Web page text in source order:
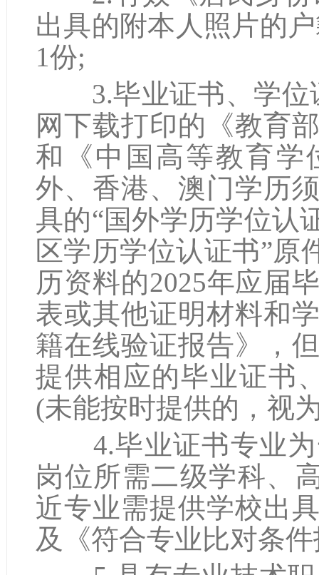
出具的附本人照片的
1份;
3.毕业证书、学位
网下载打印的《教育
和《中国高等教育学
外、香港、澳门学历
具的“国外学历学位认
区学历学位认证书”原
历资料的2025年应届
表或其他证明材料和
籍在线验证报告》，
提供相应的毕业证书
(未能按时提供的，视
4.毕业证书专业为
岗位所需二级学科、
近专业需提供学校出
及《符合专业比对条